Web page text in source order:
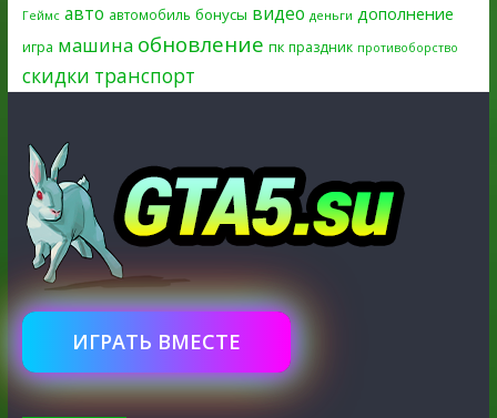
Геймс авто автомобиль бонусы видео деньги дополнение
игра машина обновление пк праздник противоборство
скидки транспорт
ИГРАТЬ ВМЕСТЕ